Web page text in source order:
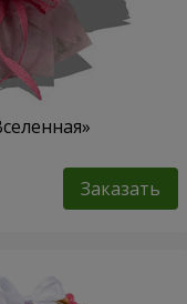
Заказать